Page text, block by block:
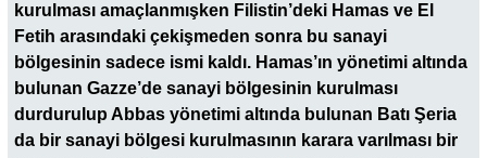
kurulması amaçlanmışken Filistin’deki Hamas ve El
Fetih arasındaki çekişmeden sonra bu sanayi
bölgesinin sadece ismi kaldı. Hamas’ın yönetimi altında
bulunan Gazze’de sanayi bölgesinin kurulması
durdurulup Abbas yönetimi altında bulunan Batı Şeria
da bir sanayi bölgesi kurulmasının karara varılması bir